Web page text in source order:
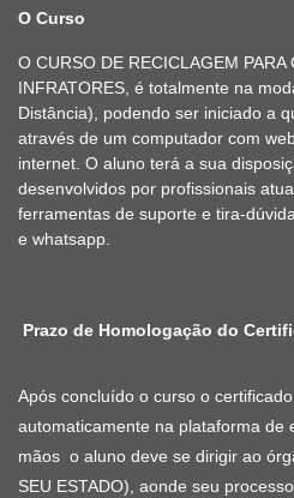
O Curso
O CURSO DE RECICLAGEM PARA
INFRATORES, é totalmente na
Distância), podendo ser iniciado a
através de um computador com
internet. O aluno terá a sua
desenvolvidos por profissionais
ferramentas de suporte e tira-
e whatsapp.
Prazo de Homologação do
Após concluído o curso o
automaticamente na plataforma de
mãos o aluno deve se dirigir ao
SEU ESTADO), aonde seu